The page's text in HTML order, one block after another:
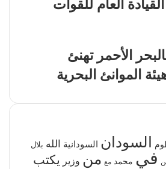
العام للقوات
الأحمر تهنئ
الموانئ البحرية
السودان السودانية الله بلال
في محمد مع من وزير يكتب